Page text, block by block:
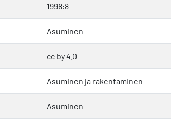
1998:8
Asuminen
cc by 4.0
Asuminen ja rakentaminen
Asuminen